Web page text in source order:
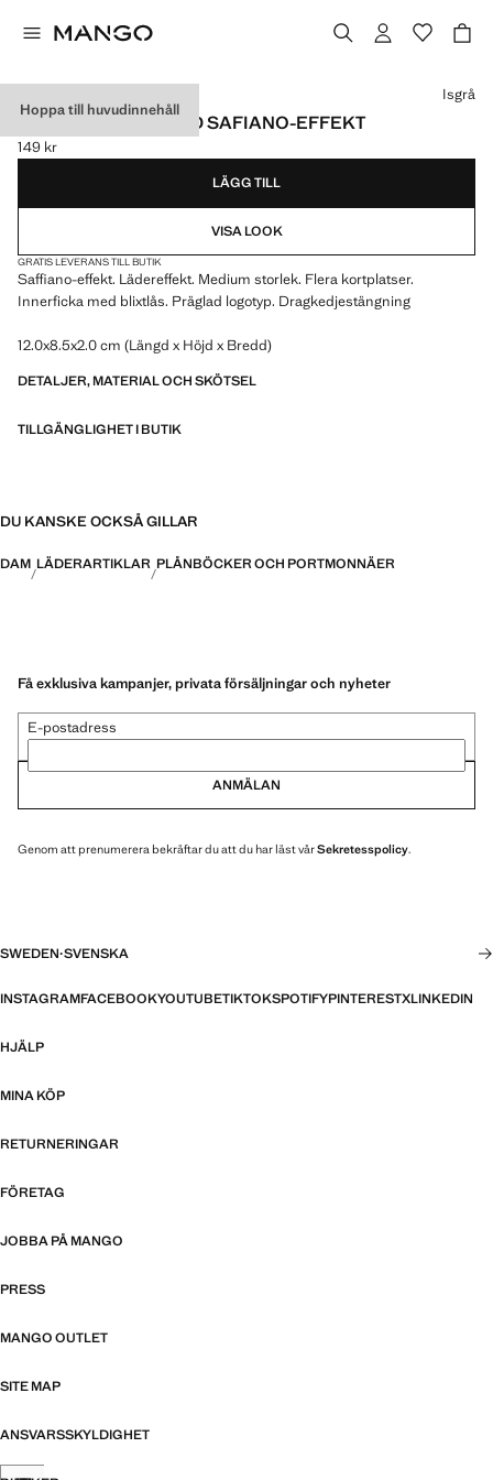
Hoppa till huvudinnehåll
LITEN PLÅNBOK MED SAFIANO-EFFEKT
Gällande pris [149 kr ]
149 kr
Välj en färg
Isgrå
LÄGG TILL
VISA LOOK
GRATIS LEVERANS TILL BUTIK
Saffiano-effekt. Lädereffekt. Medium storlek. Flera kortplatser.
Innerficka med blixtlås. Präglad logotyp. Dragkedjestängning
12.0x8.5x2.0 cm (Längd x Höjd x Bredd)
DETALJER, MATERIAL OCH SKÖTSEL
TILLGÄNGLIGHET I BUTIK
DU KANSKE OCKSÅ GILLAR
DAM LÄDERARTIKLAR PLÅNBÖCKER OCH PORTMONNÄER
Få exklusiva kampanjer, privata försäljningar och nyheter
E-postadress
ANMÄLAN
Genom att prenumerera bekräftar du att du har läst vårSekretesspolicy.
SWEDEN·SVENSKA
INSTAGRAMFACEBOOKYOUTUBETIKTOKSPOTIFYPINTERESTXLINKEDIN
HJÄLP
MINA KÖP
RETURNERINGAR
FÖRETAG
JOBBA PÅ MANGO
PRESS
MANGO OUTLET
SITE MAP
ANSVARSSKYLDIGHET